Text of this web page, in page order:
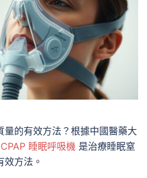
的有效方法？根據中國醫藥大
睡眠呼吸機 是治療睡眠窒
方法。